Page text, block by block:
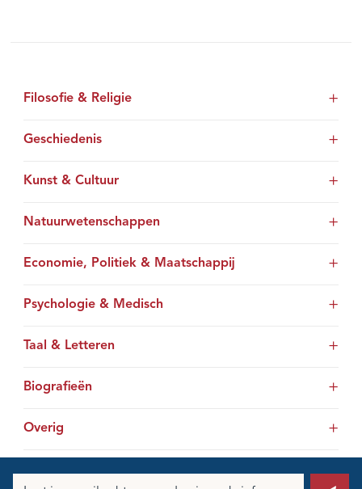
Filosofie & Religie
Geschiedenis
Kunst & Cultuur
Natuurwetenschappen
Economie, Politiek & Maatschappij
Psychologie & Medisch
Taal & Letteren
Biografieën
Overig